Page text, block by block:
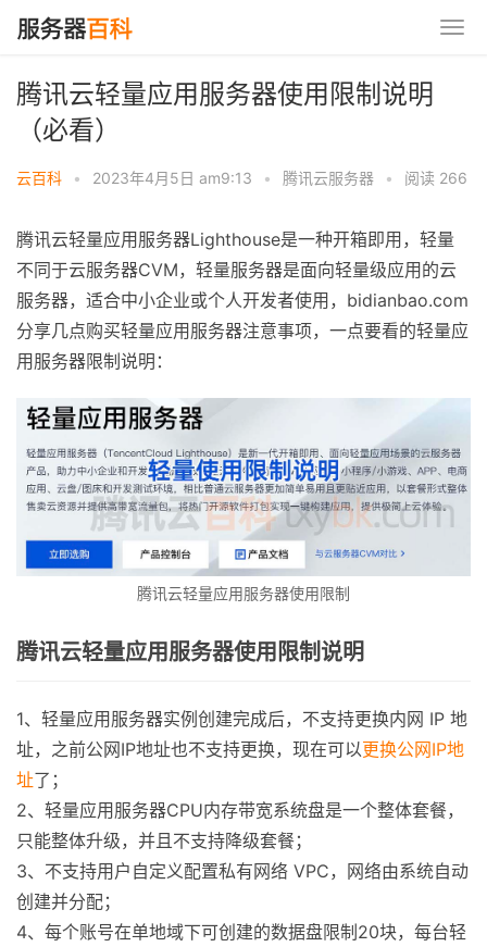
腾讯云轻量应用服务器使用限制说明
（必看）
云百科 • 2023年4月5日 am9:13 • 腾讯云服务器 • 阅读 266
腾讯云轻量应用服务器Lighthouse是一种开箱即用，轻量
不同于云服务器CVM，轻量服务器是面向轻量级应用的云
服务器，适合中小企业或个人开发者使用，bidianbao.com
分享几点购买轻量应用服务器注意事项，一点要看的轻量应
用服务器限制说明：
腾讯云轻量应用服务器使用限制
腾讯云轻量应用服务器使用限制说明
1、轻量应用服务器实例创建完成后，不支持更换内网 IP 地
址，之前公网IP地址也不支持更换，现在可以更换公网IP地
址了；
2、轻量应用服务器CPU内存带宽系统盘是一个整体套餐，
只能整体升级，并且不支持降级套餐；
3、不支持用户自定义配置私有网络 VPC，网络由系统自动
创建并分配；
4、每个账号在单地域下可创建的数据盘限制20块，每台轻